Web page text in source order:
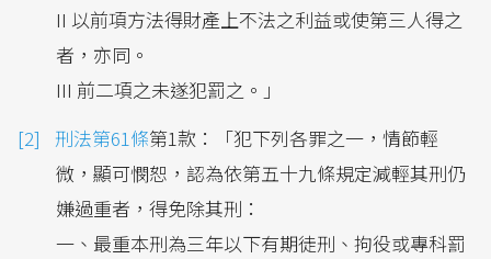
II 以前項方法得財產上不法之利益或使第三人得之
者，亦同。
III 前二項之未遂犯罰之。」
刑法第61條第1款：「犯下列各罪之一，情節輕
微，顯可憫恕，認為依第五十九條規定減輕其刑仍
嫌過重者，得免除其刑：
一、最重本刑為三年以下有期徒刑、拘役或專科罰